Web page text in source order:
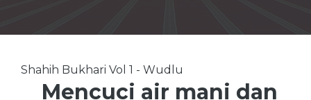
Shahih Bukhari Vol 1 - Wudlu
Mencuci air mani dan